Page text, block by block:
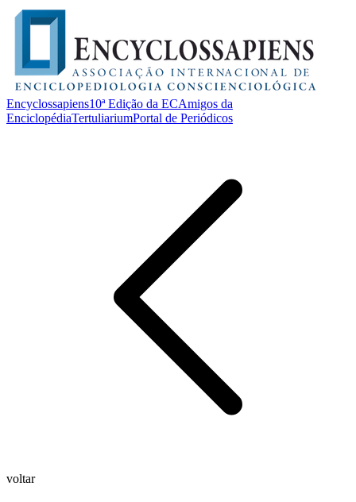
Encyclossapiens10ª Edição da ECAmigos da
EnciclopédiaTertuliariumPortal de Periódicos
voltar